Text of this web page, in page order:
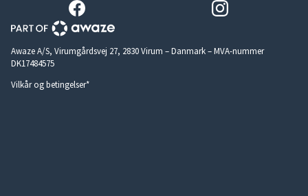
Awaze A/S, Virumgårdsvej 27, 2830 Virum – Danmark – MVA-nummer
DK17484575
Vilkår og betingelser*